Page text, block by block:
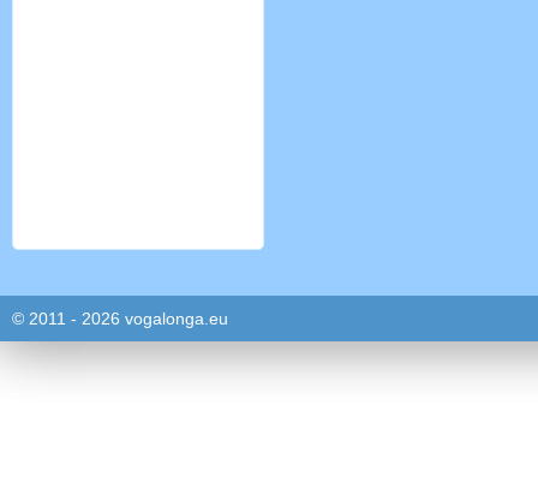
© 2011 - 2026 vogalonga.eu